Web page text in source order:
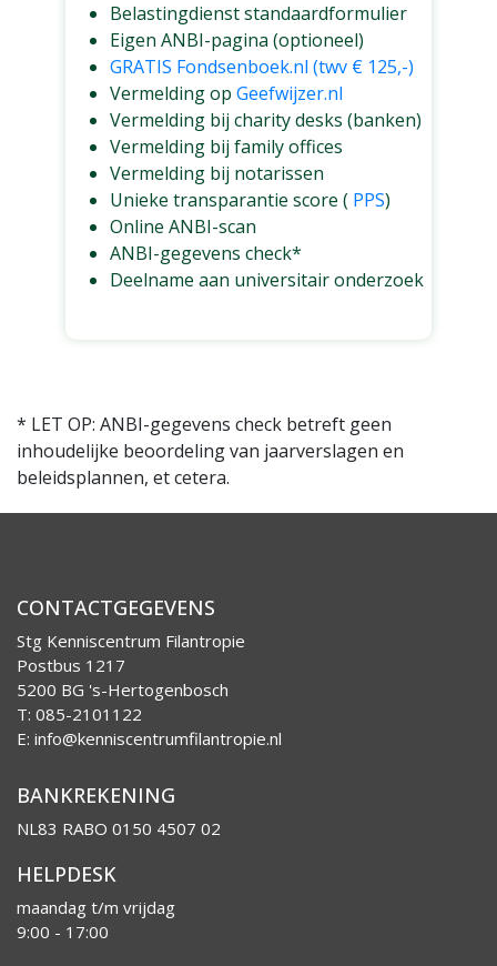
Belastingdienst standaardformulier
Eigen ANBI-pagina (optioneel)
GRATIS Fondsenboek.nl (twv € 125,-)
Vermelding op Geefwijzer.nl
Vermelding bij charity desks (banken)
Vermelding bij family offices
Vermelding bij notarissen
Unieke transparantie score ( PPS)
Online ANBI-scan
ANBI-gegevens check*
Deelname aan universitair onderzoek
* LET OP: ANBI-gegevens check betreft geen
inhoudelijke beoordeling van jaarverslagen en
beleidsplannen, et cetera.
CONTACTGEGEVENS
Stg Kenniscentrum Filantropie
Postbus 1217
5200 BG 's-Hertogenbosch
T: 085-2101122
E: info@kenniscentrumfilantropie.nl
BANKREKENING
NL83 RABO 0150 4507 02
HELPDESK
maandag t/m vrijdag
9:00 - 17:00